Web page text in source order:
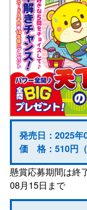
発売日：2025年
価 格：510円（
懸賞応募期間は終
08月15日まで